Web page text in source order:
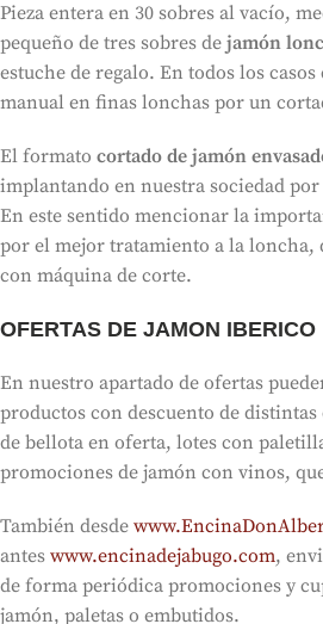
Pieza entera en 30 sobres al vacío,
pequeño de tres sobres de jamón
estuche de regalo. En todos los
manual en finas lonchas por un
El formato cortado de jamón
implantando en nuestra sociedad
En este sentido mencionar la
por el mejor tratamiento a la
con máquina de corte.
OFERTAS DE JAMON IBERICO
En nuestro apartado de ofertas
productos con descuento de
de bellota en oferta, lotes con
promociones de jamón con vinos,
También desde
antes www.encinadejabugo.com,
de forma periódica promociones y
jamón, paletas o embutidos.